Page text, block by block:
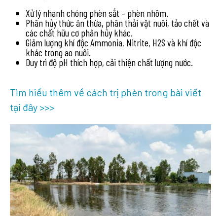
Xử lý nhanh chóng phèn sắt – phèn nhôm.
Phân hủy thức ăn thừa, phân thải vật nuôi, tảo chết và
các chất hữu cơ phân hủy khác.
Giảm lượng khí độc Ammonia, Nitrite, H2S và khí độc
khác trong ao nuôi.
Duy trì độ pH thích hợp, cải thiện chất lượng nước.
Tìm hiểu thêm về cách trị phèn trong bài viết
tại đây >>>